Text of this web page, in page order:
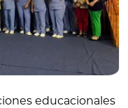
educacionales